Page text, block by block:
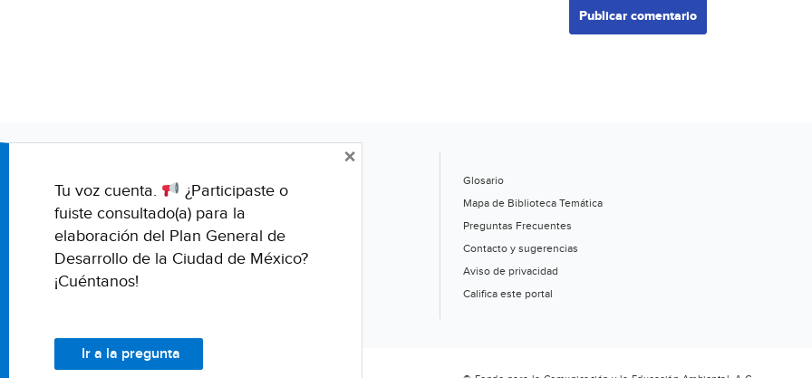
Glosario
Mapa de Biblioteca Temática
Preguntas Frecuentes
Contacto y sugerencias
Aviso de privacidad
Califica este portal
Tu voz cuenta.
¿Participaste o
fuiste consultado(a) para la
elaboración del Plan General de
Desarrollo de la Ciudad de México?
¡Cuéntanos!
Ir a la pregunta
×